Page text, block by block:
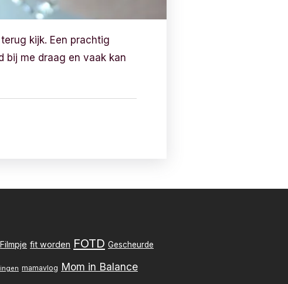
kijk. Een prachtig
bij me draag en vaak kan
Filmpje fit worden FOTD Gescheurde
mamavlog Mom in Balance